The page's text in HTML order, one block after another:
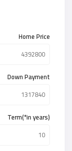
Home Price
Down Payment
Term(*in years)